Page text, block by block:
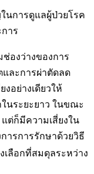
นการดูแลผู้ป่วยโรค
าร
ช่องว่างของการ
และการผ่าตัดลด
อย่างเดียวให้
นระยะยาว ในขณะ
ต่ก็มีความเสี่ยงใน
ารการรักษาด้วยวิธี
เลือกที่สมดุลระหว่าง